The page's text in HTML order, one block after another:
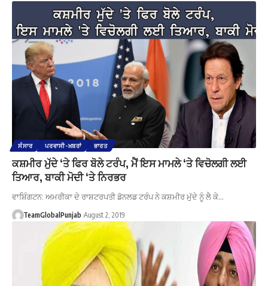
ਸੰਸਾਰ ਪਰਵਾਸੀ-ਖ਼ਬਰਾਂ ਭਾਰਤ
ਕਸ਼ਮੀਰ ਮੁੱਦੇ ‘ਤੇ ਫਿਰ ਬੋਲੇ ਟਰੰਪ, ਮੈਂ ਇਸ ਮਾਮਲੇ ‘ਤੇ ਵਿਚੋਲਗੀ ਲਈ
ਤਿਆਰ, ਬਾਕੀ ਮੋਦੀ ‘ਤੇ ਨਿਰਭਰ
ਵਾਸ਼ਿੰਗਟਨ: ਅਮਰੀਕਾ ਦੇ ਰਾਸ਼ਟਰਪਤੀ ਡੋਨਲਡ ਟਰੰਪ ਨੇ ਕਸ਼ਮੀਰ ਮੁੱਦੇ ਨੂੰ ਲੈ ਕੇ…
TeamGlobalPunjab August 2, 2019